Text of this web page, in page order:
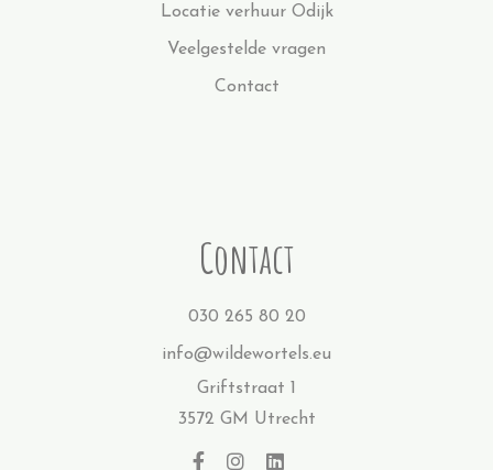
Locatie verhuur Odijk
Veelgestelde vragen
Contact
Contact
030 265 80 20
info@wildewortels.eu
Griftstraat 1
3572 GM Utrecht